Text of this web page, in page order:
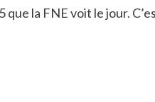
la FNE voit le jour.